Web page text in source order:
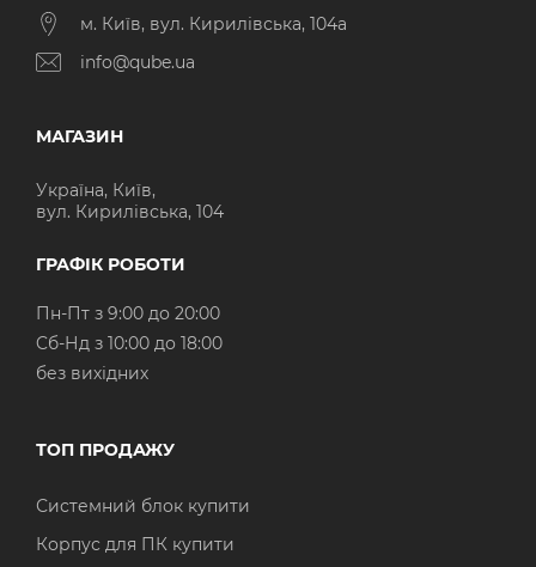
м. Київ, вул. Кирилівська, 104а
info@qube.ua
МАГАЗИН
Україна, Київ,
вул. Кирилівська, 104
ГРАФІК РОБОТИ
Пн-Пт з 9:00 до 20:00
Cб-Нд з 10:00 до 18:00
без вихідних
ТОП ПРОДАЖУ
Системний блок купити
Корпус для ПК купити